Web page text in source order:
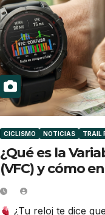
CICLISMO NOTICIAS TRAIL
¿Qué es la
(VFC) y cómo
¿Tu reloj te dice